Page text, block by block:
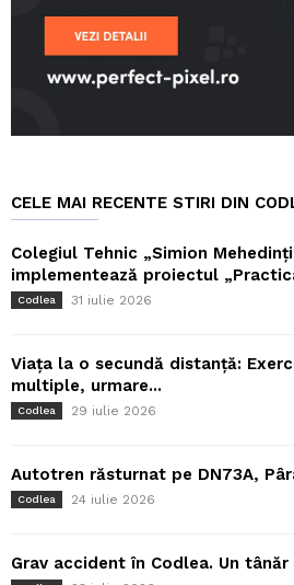
CELE MAI RECENTE STIRI DIN
Colegiul Tehnic „Simion
implementează proiectul
Codlea 31 iulie 2026
Viața la o secundă distanță:
multiple, urmare...
Codlea 29 iulie 2026
Autotren răsturnat pe DN73A,
Codlea 24 iulie 2026
Grav accident în Codlea. Un